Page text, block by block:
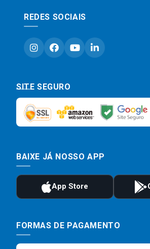
REDES SOCIAIS
SITE SEGURO
BAIXE JÁ NOSSO APP
FORMAS DE PAGAMENTO